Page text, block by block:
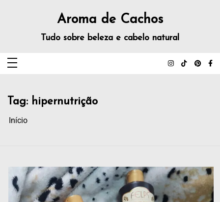
Aroma de Cachos
Tudo sobre beleza e cabelo natural
Tag: hipernutrição
Início